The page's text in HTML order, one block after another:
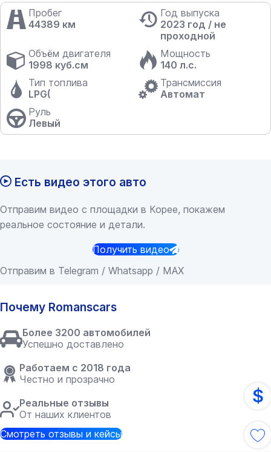
Пробег
44389 км
Год выпуска
2023 год / не
проходной
Объём двигателя
1998 куб.см
Мощность
140 л.с.
Тип топлива
LPG(
Трансмиссия
Автомат
Руль
Левый
Есть видео этого авто
Отправим видео с площадки в Корее, покажем
реальное состояние и детали.
Получить видео
Отправим в Telegram / Whatsapp / MAX
Почему Romanscars
Более 3200 автомобилей
Успешно доставлено
Работаем с 2018 года
Честно и прозрачно
Реальные отзывы
От наших клиентов
Смотреть отзывы и кейсы
$